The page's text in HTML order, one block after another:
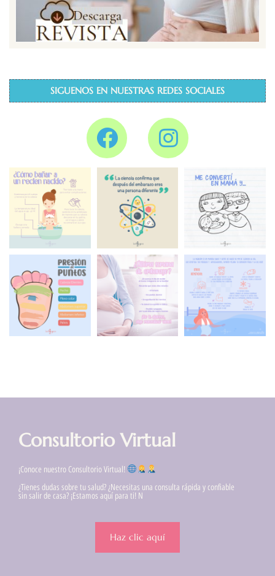
SIGUENOS EN NUESTRAS REDES SOCIALES
Consultorio Virtual
¡Conoce nuestro Consultorio Virtual!
¿Tienes dudas sobre tu salud? ¿Necesitas una consulta rápida y confiable
sin salir de casa? ¡Estamos aquí para ti! N
Haz clic aquí